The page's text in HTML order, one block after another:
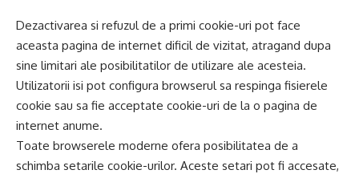
Dezactivarea si refuzul de a primi cookie-uri pot face
aceasta pagina de internet dificil de vizitat, atragand dupa
sine limitari ale posibilitatilor de utilizare ale acesteia.
Utilizatorii isi pot configura browserul sa respinga fisierele
cookie sau sa fie acceptate cookie-uri de la o pagina de
internet anume.
Toate browserele moderne ofera posibilitatea de a
schimba setarile cookie-urilor. Aceste setari pot fi accesate,